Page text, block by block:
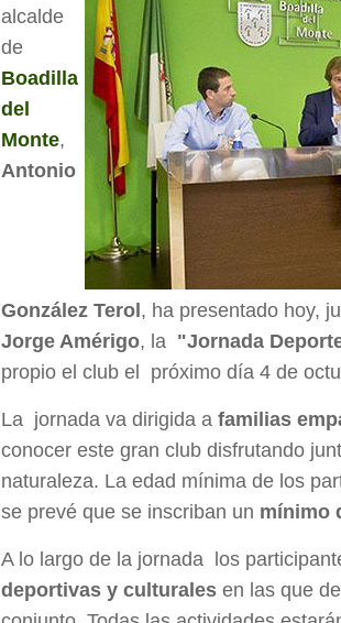
alcalde
de
Boadilla
del
Monte,
Antonio
González Terol , ha presentado hoy,
Jorge Amérigo, la "Jornada
propio el club el próximo día 4 de
La jornada va dirigida a familias
conocer este gran club disfrutando
naturaleza. La edad mínima de los
se prevé que se inscriban un mínimo
A lo largo de la jornada los
deportivas y culturales en las que